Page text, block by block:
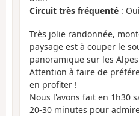
Circuit très fréquenté : Oui
Très jolie randonnée,
paysage est à couper le
panoramique sur les
Attention à faire de
en profiter !
Nous l'avons fait en 1h30
20-30 minutes pour